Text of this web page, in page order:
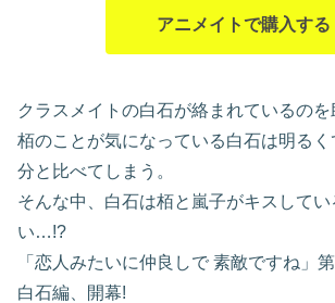
アニメイトで購入する
クラスメイトの白石が絡まれているのを
栢のことが気になっている白石は明る
分と比べてしまう。
そんな中、白石は栢と嵐子がキスしてい
い…!?
「恋人みたいに仲良しで 素敵ですね」
白石編、開幕!